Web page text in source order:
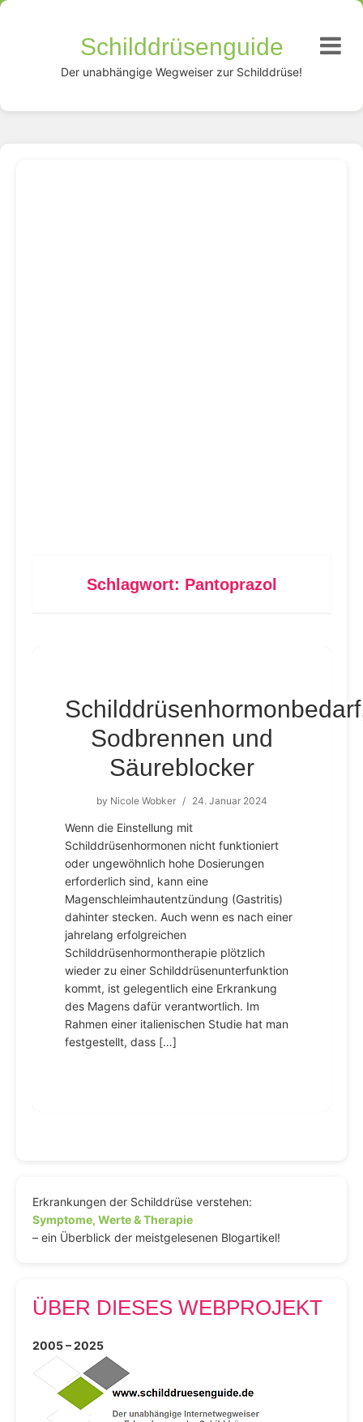
Schilddrüsenguide
Der unabhängige Wegweiser zur Schilddrüse!
Schlagwort: Pantoprazol
Sodbrennen und
Säureblocker
by Nicole Wobker / 24. Januar 2024
Wenn die Einstellung mit
Schilddrüsenhormonen nicht funktioniert
oder ungewöhnlich hohe Dosierungen
erforderlich sind, kann eine
Magenschleimhautentzündung (Gastritis)
dahinter stecken. Auch wenn es nach einer
jahrelang erfolgreichen
Schilddrüsenhormontherapie plötzlich
wieder zu einer Schilddrüsenunterfunktion
kommt, ist gelegentlich eine Erkrankung
des Magens dafür verantwortlich. Im
Rahmen einer italienischen Studie hat man
festgestellt, dass […]
Erkrankungen der Schilddrüse verstehen:
Symptome, Werte & Therapie
– ein Überblick der meistgelesenen Blogartikel!
ÜBER DIESES WEBPROJEKT
2005 – 2025